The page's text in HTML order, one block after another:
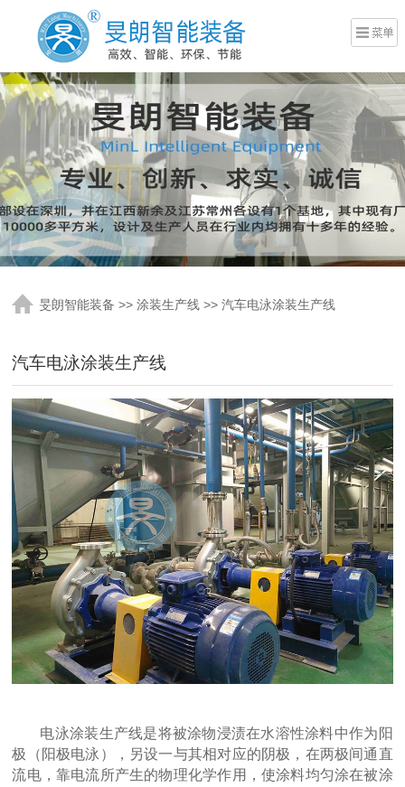
旻朗智能装备 >>涂装生产线 >> 汽车电泳涂装生产线
汽车电泳涂装生产线
电泳涂装生产线是将被涂物浸渍在水溶性涂料中作为阳
极（阳极电泳），另设一与其相对应的阴极，在两极间通直
流电，靠电流所产生的物理化学作用，使涂料均匀涂在被涂